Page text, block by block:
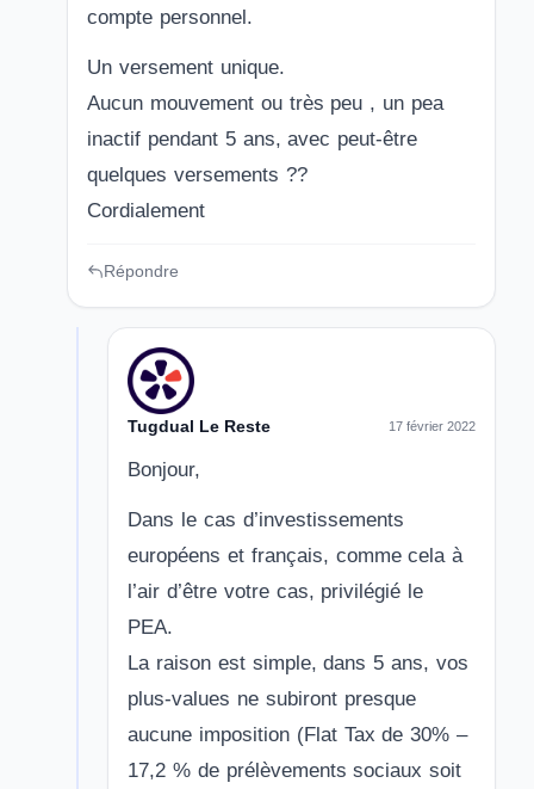
compte personnel.
Un versement unique.
Aucun mouvement ou très peu , un pea
inactif pendant 5 ans, avec peut-être
quelques versements ??
Cordialement
Répondre
Tugdual Le Reste 17 février 2022
Bonjour,
Dans le cas d’investissements
européens et français, comme cela à
l’air d’être votre cas, privilégié le
PEA.
La raison est simple, dans 5 ans, vos
plus-values ne subiront presque
aucune imposition (Flat Tax de 30% –
17,2 % de prélèvements sociaux soit